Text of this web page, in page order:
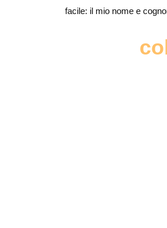
facile: il mio nome e